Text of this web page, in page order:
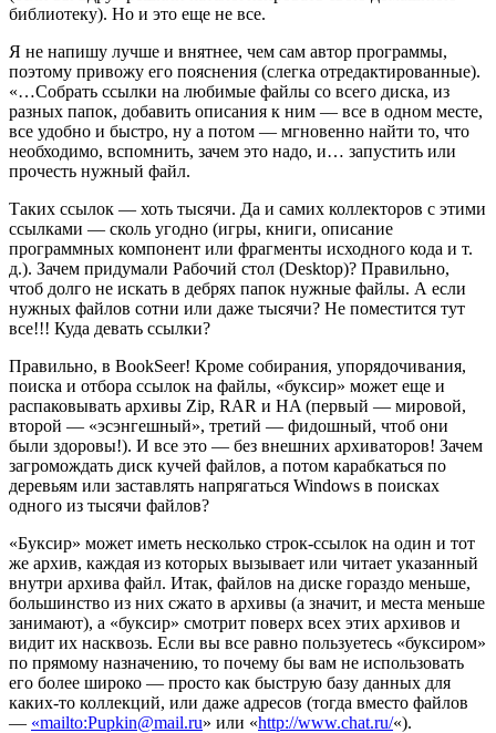
библиотеку). Но и это еще не все.
Я не напишу лучше и внятнее, чем сам автор программы,
поэтому привожу его пояснения (слегка отредактированные).
«…Собрать ссылки на любимые файлы со всего диска, из
разных папок, добавить описания к ним — все в одном месте,
все удобно и быстро, ну а потом — мгновенно найти то, что
необходимо, вспомнить, зачем это надо, и… запустить или
прочесть нужный файл.
Таких ссылок — хоть тысячи. Да и самих коллекторов с этими
ссылками — сколь угодно (игры, книги, описание
программных компонент или фрагменты исходного кода и т.
д.). Зачем придумали Рабочий стол (Desktop)? Правильно,
чтоб долго не искать в дебрях папок нужные файлы. А если
нужных файлов сотни или даже тысячи? Не поместится тут
все!!! Куда девать ссылки?
Правильно, в BookSeer! Кроме собирания, упорядочивания,
поиска и отбора ссылок на файлы, «буксир» может еще и
распаковывать архивы Zip, RAR и HA (первый — мировой,
второй — «эсэнгешный», третий — фидошный, чтоб они
были здоровы!). И все это — без внешних архиваторов! Зачем
загромождать диск кучей файлов, а потом карабкаться по
деревьям или заставлять напрягаться Windows в поисках
одного из тысячи файлов?
«Буксир» может иметь несколько строк-ссылок на один и тот
же архив, каждая из которых вызывает или читает указанный
внутри архива файл. Итак, файлов на диске гораздо меньше,
большинство из них сжато в архивы (а значит, и места меньше
занимают), а «буксир» смотрит поверх всех этих архивов и
видит их насквозь. Если вы все равно пользуетесь «буксиром»
по прямому назначению, то почему бы вам не использовать
его более широко — просто как быструю базу данных для
каких-то коллекций, или даже адресов (тогда вместо файлов
— «mailto:Pupkin@mail.ru» или «http://www.chat.ru/«).